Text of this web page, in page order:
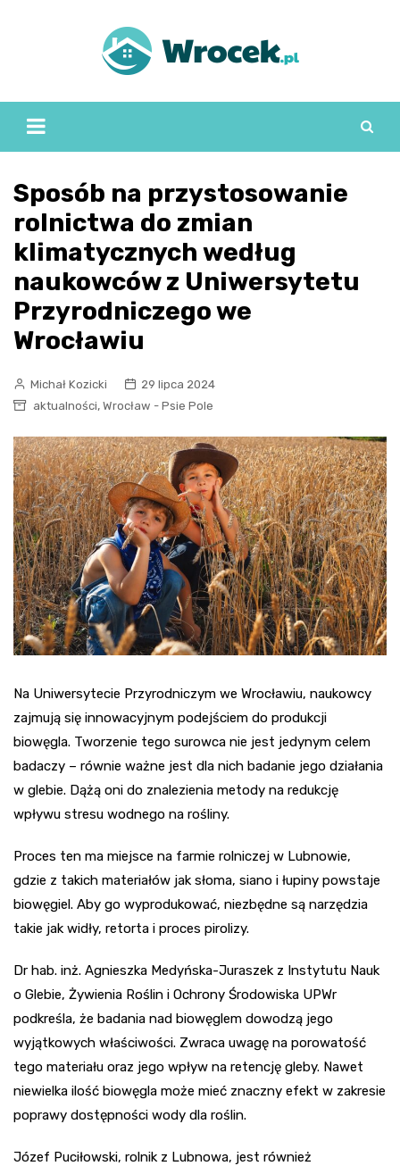
Sposób na przystosowanie
rolnictwa do zmian
klimatycznych według
naukowców z Uniwersytetu
Przyrodniczego we
Wrocławiu
Michał Kozicki
29 lipca 2024
aktualności, Wrocław - Psie Pole
Na Uniwersytecie Przyrodniczym we Wrocławiu, naukowcy
zajmują się innowacyjnym podejściem do produkcji
biowęgla. Tworzenie tego surowca nie jest jedynym celem
badaczy – równie ważne jest dla nich badanie jego działania
w glebie. Dążą oni do znalezienia metody na redukcję
wpływu stresu wodnego na rośliny.
Proces ten ma miejsce na farmie rolniczej w Lubnowie,
gdzie z takich materiałów jak słoma, siano i łupiny powstaje
biowęgiel. Aby go wyprodukować, niezbędne są narzędzia
takie jak widły, retorta i proces pirolizy.
Dr hab. inż. Agnieszka Medyńska-Juraszek z Instytutu Nauk
o Glebie, Żywienia Roślin i Ochrony Środowiska UPWr
podkreśla, że badania nad biowęglem dowodzą jego
wyjątkowych właściwości. Zwraca uwagę na porowatość
tego materiału oraz jego wpływ na retencję gleby. Nawet
niewielka ilość biowęgla może mieć znaczny efekt w zakresie
poprawy dostępności wody dla roślin.
Józef Puciłowski, rolnik z Lubnowa, jest również